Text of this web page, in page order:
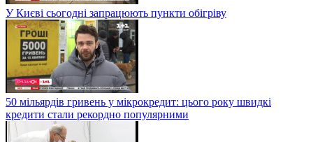
У Києві сьогодні запрацюють пункти обігріву
50 мільярдів гривень у мікрокредит: цього року швидкі
кредити стали рекордно популярними